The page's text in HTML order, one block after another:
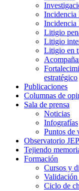
Incidencia
Incidencia
Litigio
Litigio
Litigio en
estratégico
Publicaciones
Columnas de
Sala de prensa
Noticias
Infografías
Puntos de
Observatorio JEP
Tejiendo
Formación
Cursos y
Validación
Ciclo de